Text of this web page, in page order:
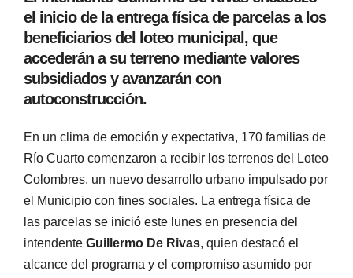
el inicio de la entrega física de parcelas a los
beneficiarios del loteo municipal, que
accederán a su terreno mediante valores
subsidiados y avanzarán con
autoconstrucción.
En un clima de emoción y expectativa, 170 familias de
Río Cuarto comenzaron a recibir los terrenos del Loteo
Colombres, un nuevo desarrollo urbano impulsado por
el Municipio con fines sociales. La entrega física de
las parcelas se inició este lunes en presencia del
intendente Guillermo De Rivas, quien destacó el
alcance del programa y el compromiso asumido por